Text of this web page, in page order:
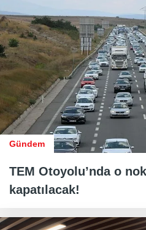
Gündem
TEM Otoyolu’nda o
kapatılacak!